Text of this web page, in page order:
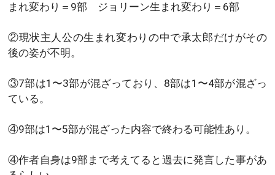
まれ変わり＝9部 ジョリーン生まれ変わり＝6部
②現状主人公の生まれ変わりの中で承太郎だけがその
後の姿が不明。
③7部は1〜3部が混ざっており、8部は1〜4部が混ざっ
ている。
④9部は1〜5部が混ざった内容で終わる可能性あり。
④作者自身は9部まで考えてると過去に発言した事があ